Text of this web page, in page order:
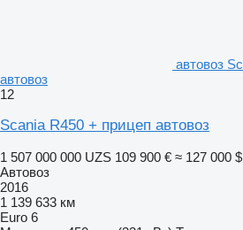
автовоз
автовоз
12
Scania R450 + прицеп автовоз
1 507 000 000 UZS 109 900 € ≈ 127 000 $
Автовоз
2016
1 139 633 км
Euro 6